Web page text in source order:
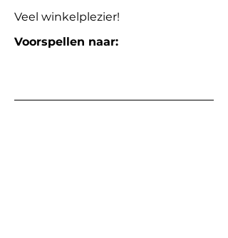
Veel winkelplezier!
Voorspellen naar: